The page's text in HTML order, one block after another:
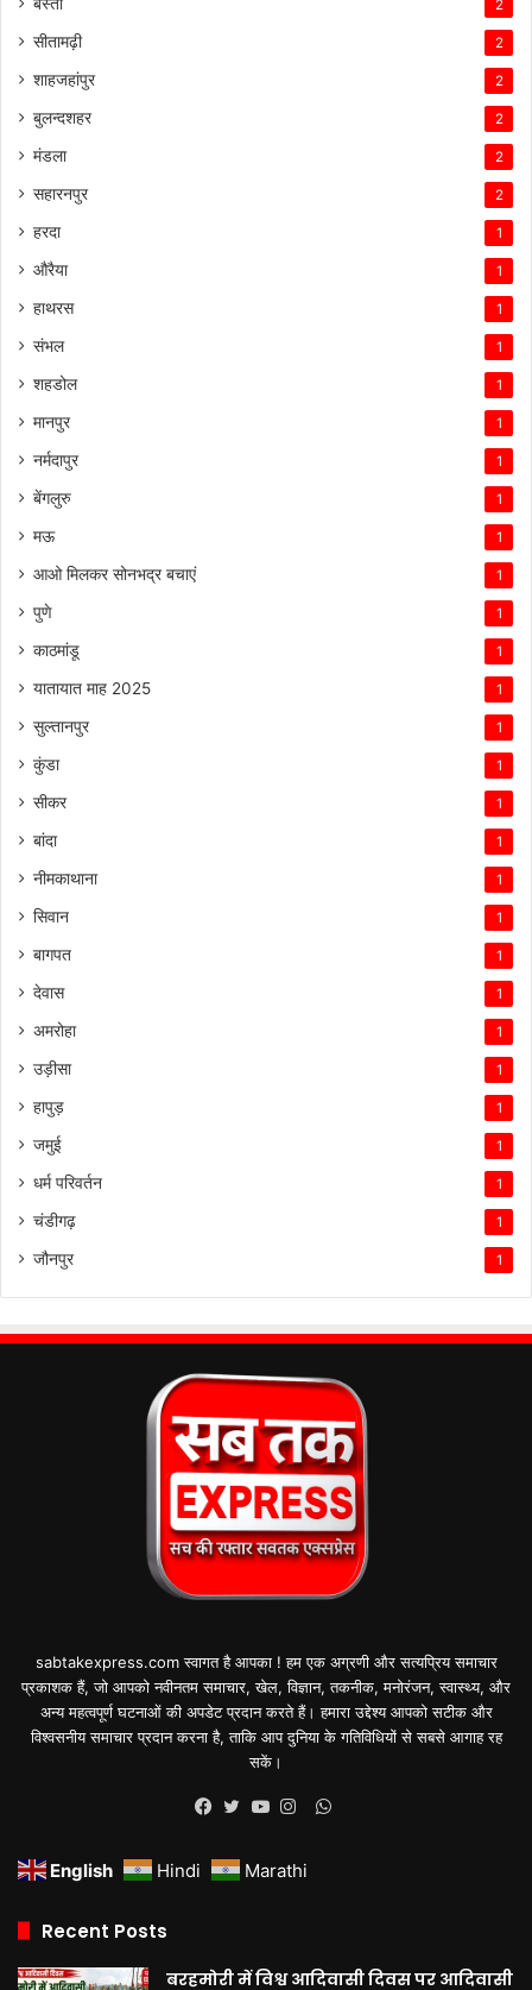
बस्ती 2
सीतामढ़ी 2
शाहजहांपुर 2
बुलन्दशहर 2
मंडला 2
सहारनपुर 2
हरदा 1
औरैया 1
हाथरस 1
संभल 1
शहडोल 1
मानपुर 1
नर्मदापुर 1
बेंगलुरु 1
मऊ 1
आओ मिलकर सोनभद्र बचाएं 1
पुणे 1
काठमांडू 1
यातायात माह 2025 1
सुल्तानपुर 1
कुंडा 1
सीकर 1
बांदा 1
नीमकाथाना 1
सिवान 1
बागपत 1
देवास 1
अमरोहा 1
उड़ीसा 1
हापुड़ 1
जमुई 1
धर्म परिवर्तन 1
चंडीगढ़ 1
जौनपुर 1
sabtakexpress.com स्वागत है आपका ! हम एक अग्रणी और सत्यप्रिय समाचार
प्रकाशक हैं, जो आपको नवीनतम समाचार, खेल, विज्ञान, तकनीक, मनोरंजन, स्वास्थ्य, और
अन्य महत्वपूर्ण घटनाओं की अपडेट प्रदान करते हैं। हमारा उद्देश्य आपको सटीक और
विश्वसनीय समाचार प्रदान करना है, ताकि आप दुनिया के गतिविधियों से सबसे आगाह रह
सकें।
WhatsApp
English Hindi Marathi
Recent Posts
बरहमोरी में विश्व आदिवासी दिवस पर आदिवासी